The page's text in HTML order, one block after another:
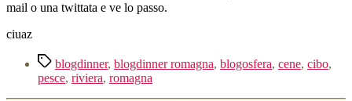
mail o una twittata e ve lo passo.
ciuaz
Tagblogdinner, blogdinner romagna, blogosfera, cene, cibo,
pesce, riviera, romagna